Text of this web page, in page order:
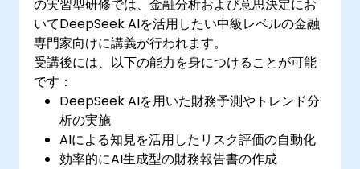
の実習型研修では、金融分析および意思決定にお
いてDeepSeek AIを活用したい中級レベルの金融
専門家向けに講義が行われます。
受講後には、以下の能力を身につけることが可能
です：
DeepSeek AIを用いた財務予測やトレンド分
析の実施
AIによる知見を活用したリスク評価の自動化
効率的にAI生成型の財務報告書の作成